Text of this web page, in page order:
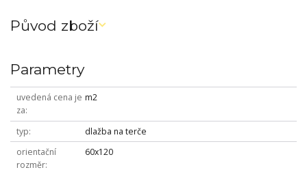
Původ zboží
Parametry
uvedená cena je
za
m2
typ
dlažba na terče
orientační
rozměr
60x120